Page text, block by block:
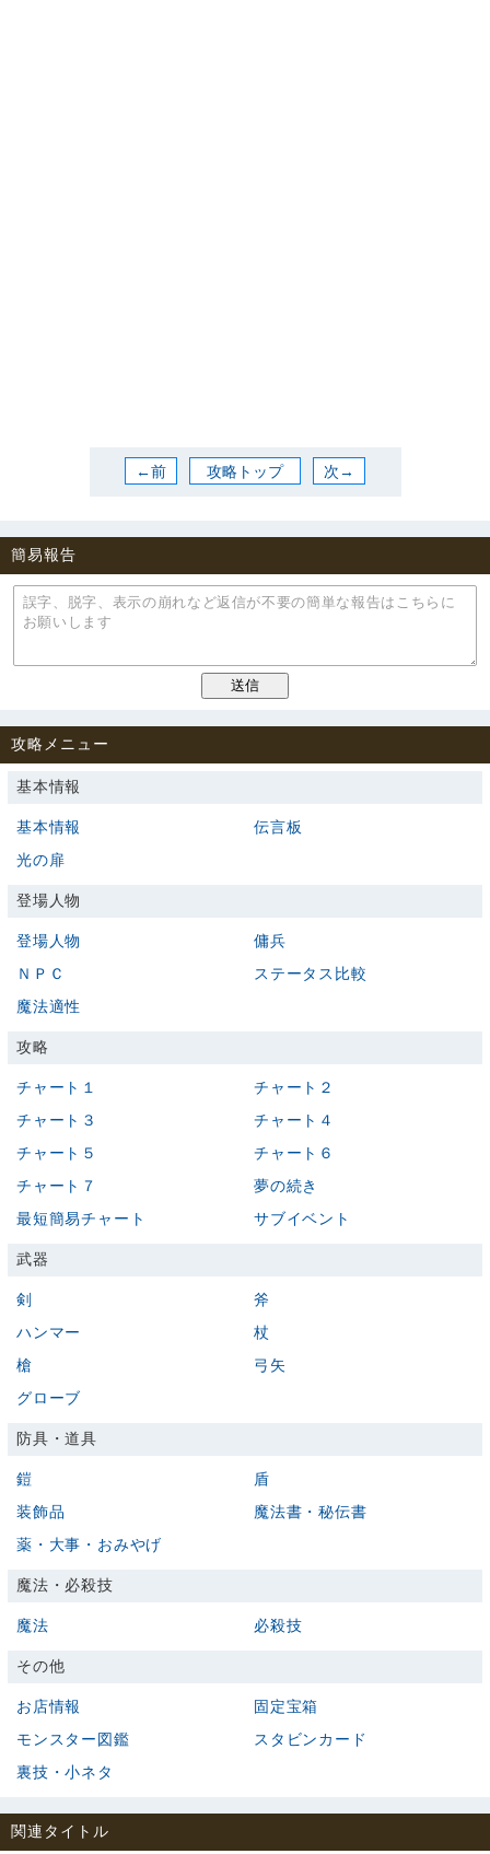
←前 攻略トップ 次→
簡易報告
攻略メニュー
基本情報
基本情報
伝言板
光の扉
登場人物
登場人物
傭兵
ＮＰＣ
ステータス比較
魔法適性
攻略
チャート１
チャート２
チャート３
チャート４
チャート５
チャート６
チャート７
夢の続き
最短簡易チャート
サブイベント
武器
剣
斧
ハンマー
杖
槍
弓矢
グローブ
防具・道具
鎧
盾
装飾品
魔法書・秘伝書
薬・大事・おみやげ
魔法・必殺技
魔法 必殺技
その他
お店情報
固定宝箱
モンスター図鑑
スタビンカード
裏技・小ネタ
関連タイトル